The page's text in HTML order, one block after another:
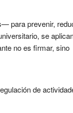
para prevenir,
se
no es firmar, sino
de